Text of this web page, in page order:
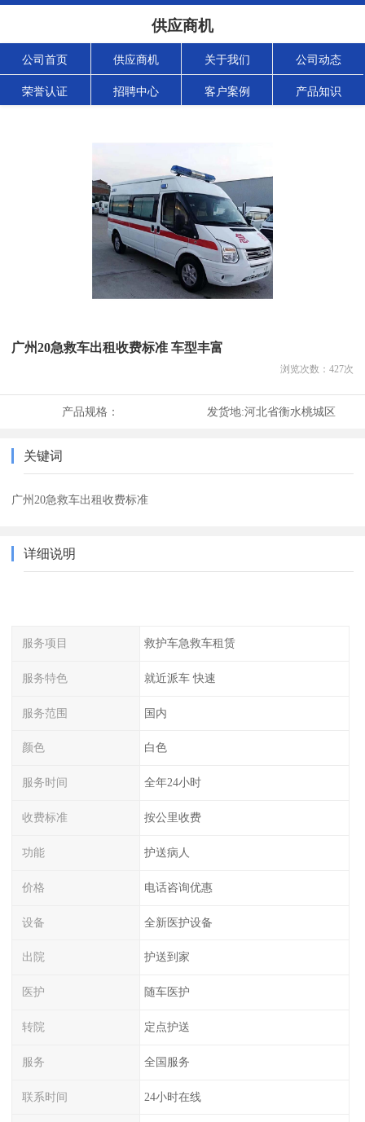
供应商机
公司首页 供应商机 关于我们 公司动态
荣誉认证 招聘中心 客户案例 产品知识
广州20急救车出租收费标准 车型丰富
浏览次数： 427次
产品规格： 发货地:河北省衡水桃城区
关键词
广州20急救车出租收费标准
详细说明
服务项目 救护车急救车租赁
服务特色 就近派车 快速
服务范围 国内
颜色 白色
服务时间 全年24小时
收费标准 按公里收费
功能 护送病人
价格 电话咨询优惠
设备 全新医护设备
出院 护送到家
医护 随车医护
转院 定点护送
服务 全国服务
联系时间 24小时在线